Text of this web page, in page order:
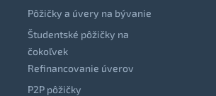
Pôžičky a úvery na bývanie
Študentské pôžičky na
čokoľvek
Refinancovanie úverov
P2P pôžičky